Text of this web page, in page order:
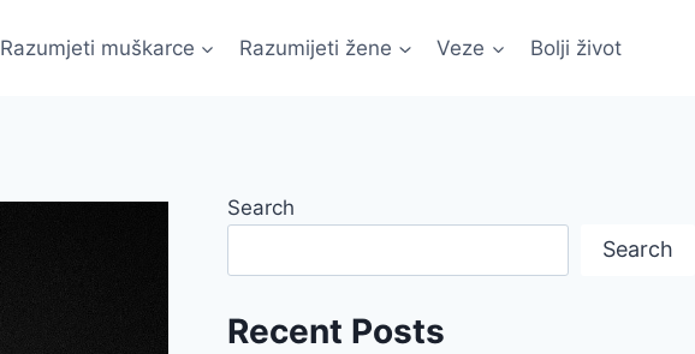
Razumjeti muškarce Razumijeti žene Veze Bolji život
Search
Search
Recent Posts